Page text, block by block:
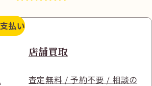
払い
店舗買取
査定無料 / 予約不要 / 相談の